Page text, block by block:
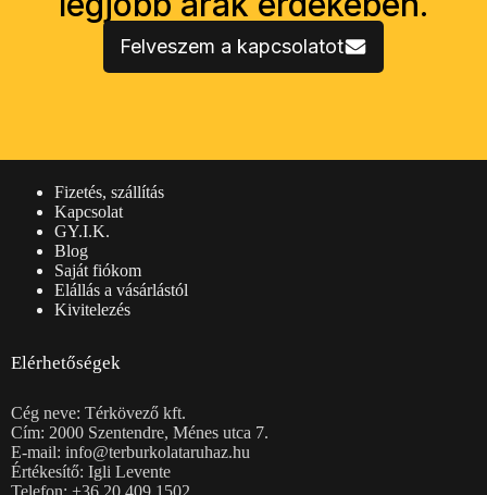
Felveszem a kapcsolatot
Fizetés, szállítás
Kapcsolat
GY.I.K.
Blog
Saját fiókom
Elállás a vásárlástól
Kivitelezés
Elérhetőségek
Cég neve: Térkövező kft.
Cím: 2000 Szentendre, Ménes utca 7.
E-mail: info@terburkolataruhaz.hu
Értékesítő: Igli Levente